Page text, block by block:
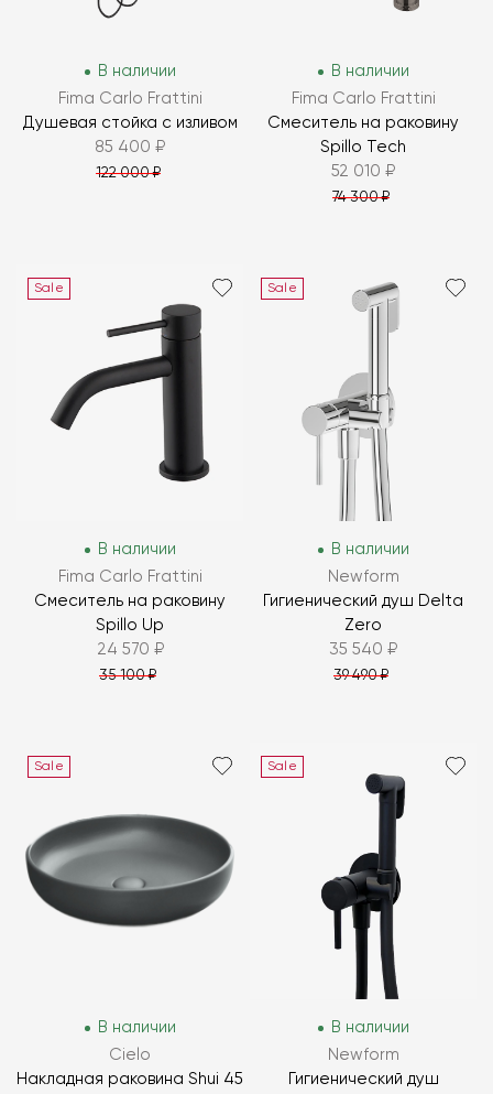
В наличии
Fima Carlo Frattini
Душевая стойка с изливом
85 400 ₽
122 000 ₽
В наличии
Fima Carlo Frattini
Смеситель на раковину
Spillo Tech
52 010 ₽
74 300 ₽
Sale
В наличии
Fima Carlo Frattini
Смеситель на раковину
Spillo Up
24 570 ₽
35 100 ₽
Sale
В наличии
Newform
Гигиенический душ Delta
Zero
35 540 ₽
39 490 ₽
Sale
В наличии
Cielo
Накладная раковина Shui 45
Sale
В наличии
Newform
Гигиенический душ